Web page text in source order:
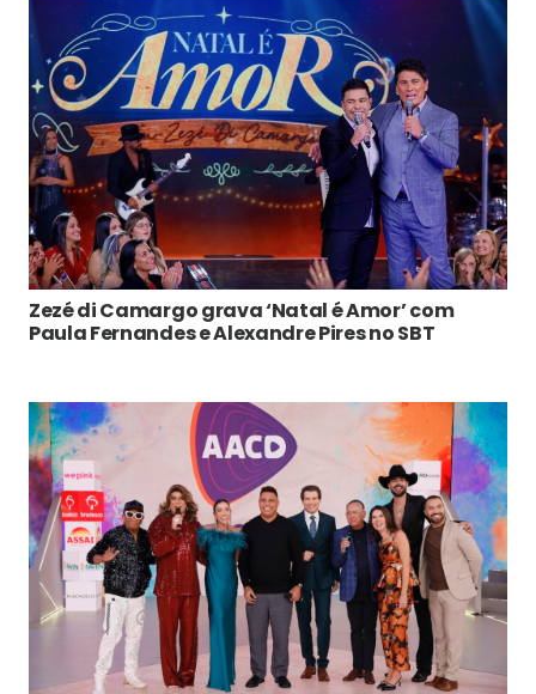
Zezé di Camargo grava ‘Natal é Amor’ com
Paula Fernandes e Alexandre Pires no SBT